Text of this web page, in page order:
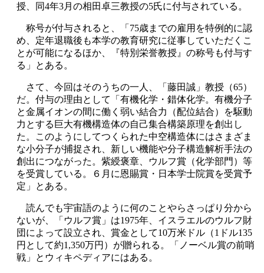
授、同4年3月の相田卓三教授の5氏に付与されている。
称号が付与されると、「75歳までの雇用を特例的に認
め、定年退職後も本学の教育研究に従事していただくこ
とが可能になるほか、『特別栄誉教授』の称号も付与す
る」とある。
さて、今回はそのうちの一人、「藤田誠」教授（65）
だ。付与の理由として「有機化学・錯体化学。有機分子
と金属イオンの間に働く弱い結合力（配位結合）を駆動
力とする巨大有機構造体の自己集合構築原理を創出し
た。このようにしてつくられた中空構造体にはさまざま
な小分子が捕捉され、新しい機能や分子構造解析手法の
創出につながった。紫綬褒章、ウルフ賞（化学部門）等
を受賞している。６月に恩賜賞・日本学士院賞を受賞予
定」とある。
読んでも宇宙語のように何のことやらさっぱり分から
ないが、「ウルフ賞」は1975年、イスラエルのウルフ財
団によって設立され、賞金として10万米ドル（1ドル135
円として約1,350万円）が贈られる。「ノーベル賞の前哨
戦」とウィキペディアにはある。